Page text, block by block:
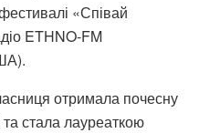
«Співай
ETHNO-FM
отримала почесну
стала лауреаткою